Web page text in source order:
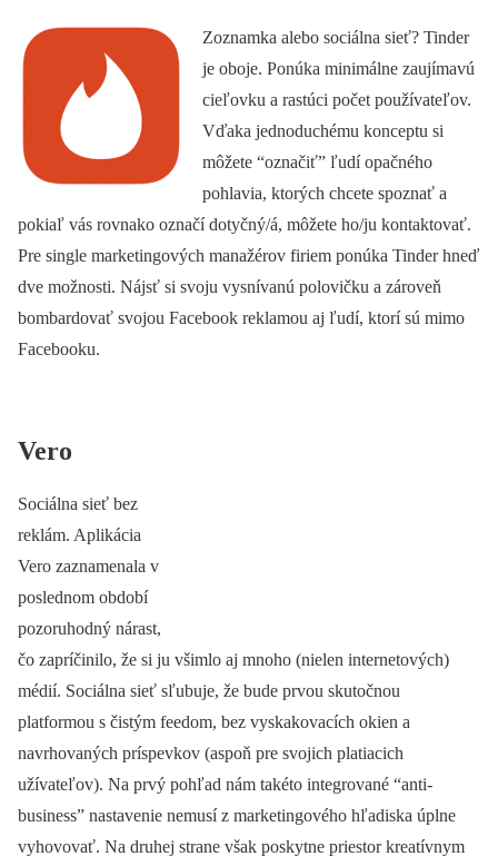
Zoznamka alebo sociálna sieť? Tinder
je oboje. Ponúka minimálne zaujímavú
cieľovku a rastúci počet používateľov.
Vďaka jednoduchému konceptu si
môžete “označiť” ľudí opačného
pohlavia, ktorých chcete spoznať a
pokiaľ vás rovnako označí dotyčný/á, môžete ho/ju kontaktovať.
Pre single marketingových manažérov firiem ponúka Tinder hneď
dve možnosti. Nájsť si svoju vysnívanú polovičku a zároveň
bombardovať svojou Facebook reklamou aj ľudí, ktorí sú mimo
Facebooku.
Vero
Sociálna sieť bez
reklám. Aplikácia
Vero zaznamenala v
poslednom období
pozoruhodný nárast,
čo zapríčinilo, že si ju všimlo aj mnoho (nielen internetových)
médií. Sociálna sieť sľubuje, že bude prvou skutočnou
platformou s čistým feedom, bez vyskakovacích okien a
navrhovaných príspevkov (aspoň pre svojich platiacich
užívateľov). Na prvý pohľad nám takéto integrované “anti-
business” nastavenie nemusí z marketingového hľadiska úplne
vyhovovať. Na druhej strane však poskytne priestor kreatívnym